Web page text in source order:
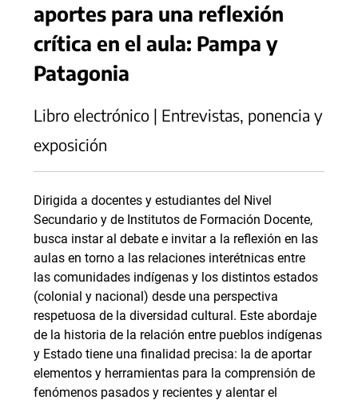
aportes para una reflexión
crítica en el aula: Pampa y
Patagonia
Libro electrónico | Entrevistas, ponencia y
exposición
Dirigida a docentes y estudiantes del Nivel
Secundario y de Institutos de Formación Docente,
busca instar al debate e invitar a la reflexión en las
aulas en torno a las relaciones interétnicas entre
las comunidades indígenas y los distintos estados
(colonial y nacional) desde una perspectiva
respetuosa de la diversidad cultural. Este abordaje
de la historia de la relación entre pueblos indígenas
y Estado tiene una finalidad precisa: la de aportar
elementos y herramientas para la comprensión de
fenómenos pasados y recientes y alentar el